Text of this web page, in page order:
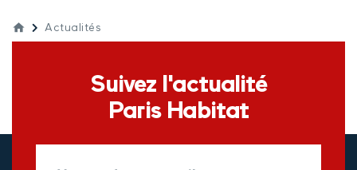
Actualités
Suivez l'actualité
Paris Habitat